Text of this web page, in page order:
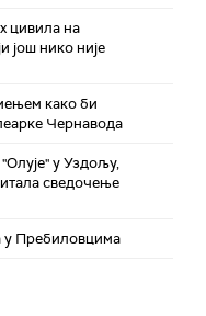
цивила на
још нико није
како би
Чернавода
у Уздољу,
сведочење
у Пребиловцима